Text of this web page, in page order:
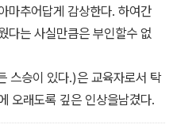
마추어답게 감상한다. 하여간
다는 사실만큼은 부인할수 없
스승이 있다.)은 교육자로서 탁
오래도록 깊은 인상을남겼다.